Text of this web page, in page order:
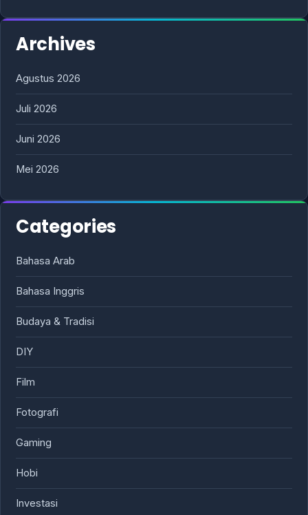
Archives
Agustus 2026
Juli 2026
Juni 2026
Mei 2026
Categories
Bahasa Arab
Bahasa Inggris
Budaya & Tradisi
DIY
Film
Fotografi
Gaming
Hobi
Investasi